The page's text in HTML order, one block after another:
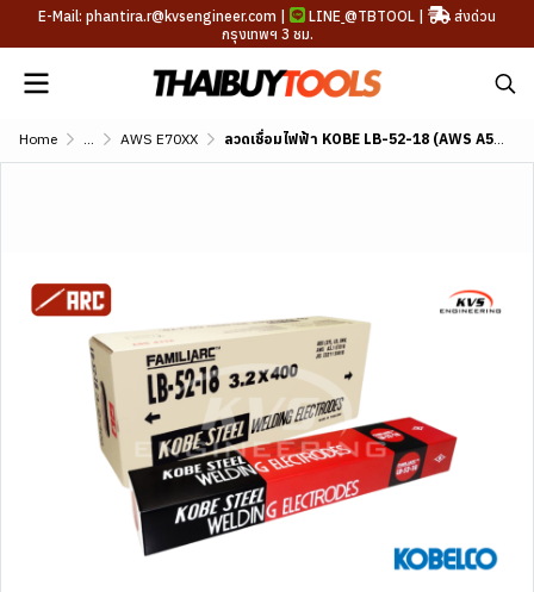
E-Mail: phantira.r@kvsengineer.com | LINE @TBTOOL |
ส่งด่วน
กรุงเทพฯ 3 ชม.
Home ... AWS E70XX ลวดเชื่อมไฟฟ้า KOBE LB-52-18 (AWS A5.1 E7018)